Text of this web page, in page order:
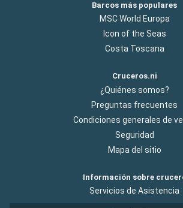
Barcos más populares
MSC World Europa
Icon of the Seas
Costa Toscana
Cruceros.ni
¿Quiénes somos?
Preguntas frecuentes
Condiciones generales de
Seguridad
Mapa del sitio
Información sobre
Servicios de Asistencia